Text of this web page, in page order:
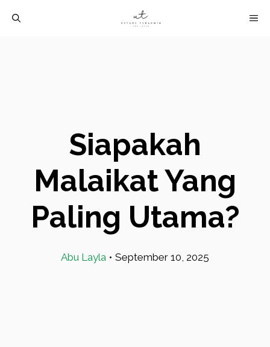
Siapakah
Malaikat Yang
Paling Utama?
Abu Layla • September 10, 2025